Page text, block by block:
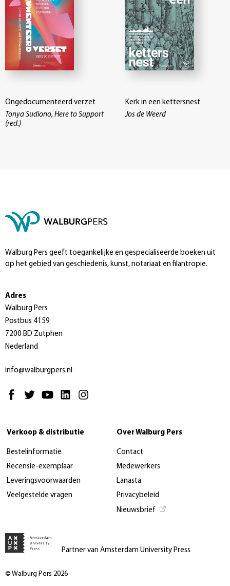
Ongedocumenteerd verzet
Tonya Sudiono, Here to Support
(red.)
Kerk in een kettersnest
Jos de Weerd
Walburg Pers geeft toegankelijke en gespecialiseerde boeken uit
op het gebied van geschiedenis, kunst, notariaat en filantropie.
Adres
Walburg Pers
Postbus 4159
7200 BD Zutphen
Nederland
info@walburgpers.nl
Verkoop & distributie
Bestelinformatie
Recensie-exemplaar
Leveringsvoorwaarden
Veelgestelde vragen
Over Walburg Pers
Contact
Medewerkers
Lanasta
Privacybeleid
Nieuwsbrief
Partner van Amsterdam University Press
© Walburg Pers 2026